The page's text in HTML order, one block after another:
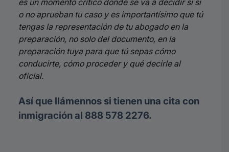
es un momento crítico donde se va a decidir si sí
o no aprueban tu caso y es importantísimo que tú
tengas la representación de tu abogado en la
preparación, no solo del documento, en la
preparación tuya para que tú sepas cómo
conducirte, cómo proceder y qué decirle al
oficial.
Así que llámennos si tienen una cita con
inmigración al 888 578 2276.